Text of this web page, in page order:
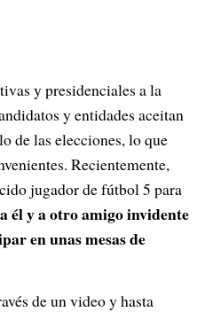
y presidenciales a la
y entidades aceitan
de las elecciones, lo que
Recientemente,
jugador de fútbol 5 para
a él y a otro amigo invidente
en unas mesas de
de un video y hasta